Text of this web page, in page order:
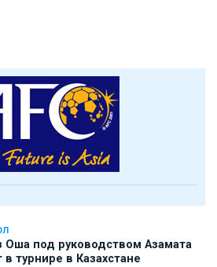
под руководством Азамата
турнире в Казахстане